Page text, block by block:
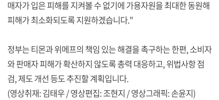
매자가 입은 피해를 지켜볼 수 없기에 가용자원을 최대한 동원해
피해가 최소화되도록 지원하겠습니다."
정부는 티몬과 위메프의 책임 있는 해결을 촉구하는 한편, 소비자
와 판매자 피해가 확산하지 않도록 총력 대응하고, 위법사항 점
검, 제도 개선 등도 추진할 계획입니다.
(영상취재: 김태우 / 영상편집: 조현지 / 영상그래픽: 손윤지)